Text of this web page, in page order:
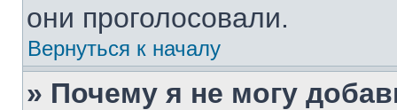
они проголосовали.
Вернуться к началу
» Почему я не могу